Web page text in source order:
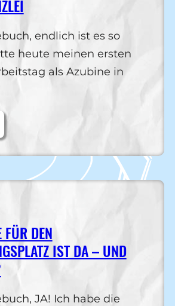
endlich ist es so
heute meinen ersten
als Azubine in
FÜR DEN
IST DA – UND
JA! Ich habe die